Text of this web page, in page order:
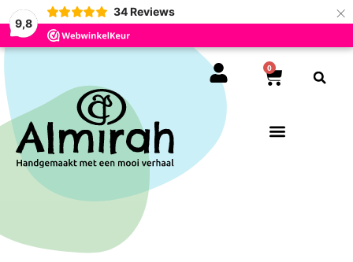
9,8
34 Reviews ×
0